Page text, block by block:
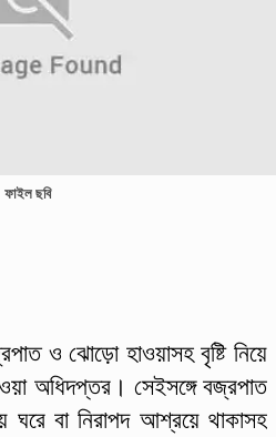
ফাইল ছবি
ও ঝোড়ো হাওয়াসহ বৃষ্টি নিয়ে
অধিদপ্তর। সেইসঙ্গে বজ্রপাত
ঘরে বা নিরাপদ আশ্রয়ে থাকাসহ